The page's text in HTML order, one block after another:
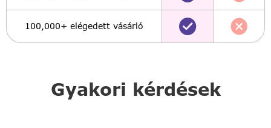
Gyakori kérdések
100,000+ elégedett vásárló